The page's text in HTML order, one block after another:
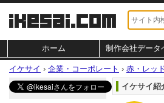
ホーム 制作会社データ
イケサイ › 企業・コーポレート › 赤・レッ
イケサイ紹